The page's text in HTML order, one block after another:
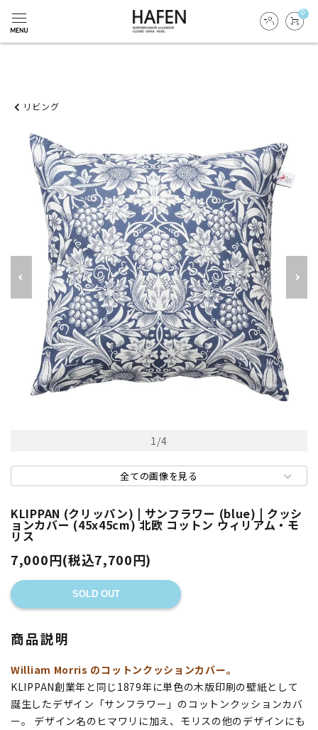
0
リビング
1/4
全ての画像を見る
KLIPPAN (クリッパン) | サンフラワー (blue) | クッシ
ョンカバー (45x45cm) 北欧 コットン ウィリアム・モ
リス
7,000円(税込7,700円)
SOLD OUT
商品説明
William Morris のコットンクッションカバー。
KLIPPAN創業年と同じ1879年に単色の木版印刷の壁紙として
誕生したデザイン「サンフラワー」のコットンクッションカバ
ー。 デザイン名のヒマワリに加え、モリスの他のデザインにも